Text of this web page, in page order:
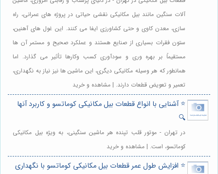
آلات سنگین مانند بیل مکانیکی نقشی حیاتی در پروژه های عمرانی، راه
سازی، معدن کاوی و حتی کشاورزی ایفا می کنند. این غول های آهنین،
ستون فقرات بسیاری از صنایع هستند و عملکرد صحیح و مستمر آن ها
مستقیماً بر بهره وری و سودآوری کسب وکارها تأثیر می گذارد. اما
همانطور که هر وسیله مکانیکی دیگری، این ماشین ها نیز نیاز به نگهداری،
تعمیر و تعویض قطعات دارند. | مشاهده و خرید
⭐️ آشنایی با انواع قطعات بیل مکانیکی کوماتسو و کاربرد آنها
🔍
در تهران - موتور قلب تپنده هر ماشین سنگینی، به ویژه بیل مکانیکی
کوماتسو، است. | مشاهده و خرید
⭐️ افزایش طول عمر قطعات بیل مکانیکی کوماتسو با نگهداری